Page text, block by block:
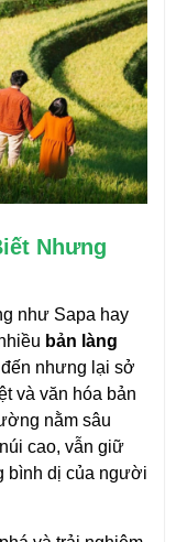
Nhưng
như Sapa hay
bản làng
nhưng lại sở
và văn hóa bản
nằm sâu
cao, vẫn giữ
bình dị của người